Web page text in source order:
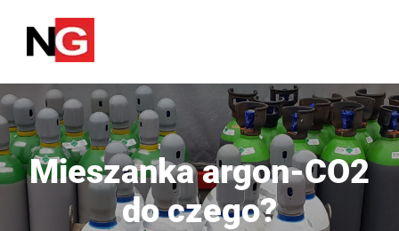
Mieszanka argon-CO2
do czego?